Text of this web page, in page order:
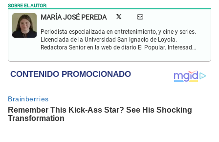
SOBRE EL AUTOR:
MARÍA JOSÉ PEREDA
Periodista especializada en entretenimiento, y cine y series.
Licenciada de la Universidad San Ignacio de Loyola.
Redactora Senior en la web de diario El Popular. Interesada
series, películas, la literatura y el Hallyu (K-pop, K-dramas,
comida asiática y de más).